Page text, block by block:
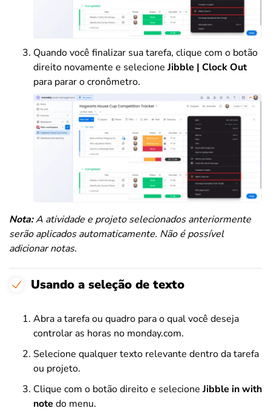
Quando você finalizar sua tarefa, clique com o botão
direito novamente e selecione Jibble | Clock Out
para parar o cronômetro.
Nota:A atividade e projeto selecionados anteriormente
serão aplicados automaticamente. Não é possível
adicionar notas.
Usando a seleção de texto
Abra a tarefa ou quadro para o qual você deseja
controlar as horas no monday.com.
Selecione qualquer texto relevante dentro da tarefa
ou projeto.
Clique com o botão direito e selecione Jibble in with
note do menu.